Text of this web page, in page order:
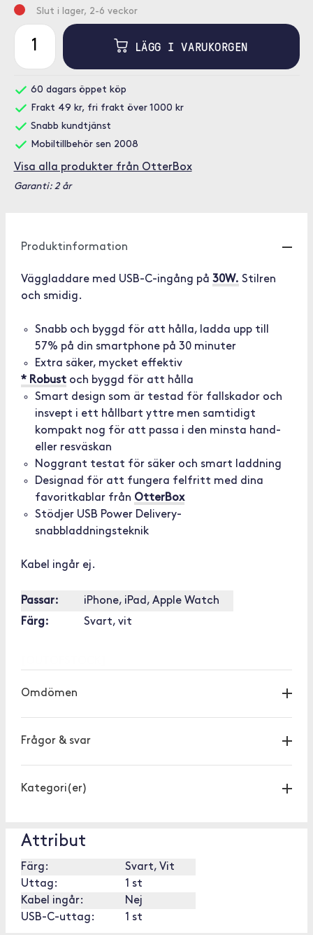
Slut i lager, 2-6 veckor
LÄGG I VARUKORGEN
60 dagars öppet köp
Frakt 49 kr, fri frakt över 1000 kr
Snabb kundtjänst
Mobiltillbehör sen 2008
Visa alla produkter från OtterBox
Garanti: 2 år
Produktinformation
Väggladdare med USB-C-ingång på 30W. Stilren
och smidig.
Snabb och byggd för att hålla, ladda upp till
57% på din smartphone på 30 minuter
Extra säker, mycket effektiv
* Robust och byggd för att hålla
Smart design som är testad för fallskador och
insvept i ett hållbart yttre men samtidigt
kompakt nog för att passa i den minsta hand-
eller resväskan
Noggrant testat för säker och smart laddning
Designad för att fungera felfritt med dina
favoritkablar från OtterBox
Stödjer USB Power Delivery-
snabbladdningsteknik
Kabel ingår ej.
Passar:
iPhone, iPad, Apple Watch
Färg:
Svart, vit
Omdömen
Frågor & svar
Kategori(er)
Attribut
Färg:
Svart, Vit
Uttag:
1 st
Kabel ingår:
Nej
USB-C-uttag:
1 st